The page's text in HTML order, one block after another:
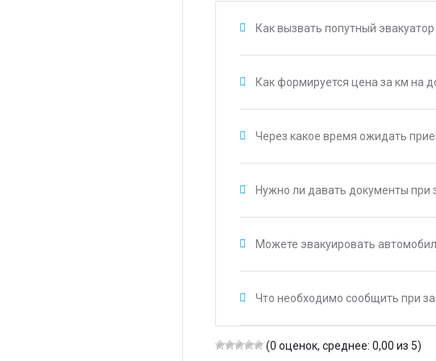
Как вызвать попутный
Как формируется цена за км на
Через какое время ожидать
Нужно ли давать документы при
Можете эвакуировать
Что необходимо сообщить при
(0 оценок, среднее: 0,00 из 5)